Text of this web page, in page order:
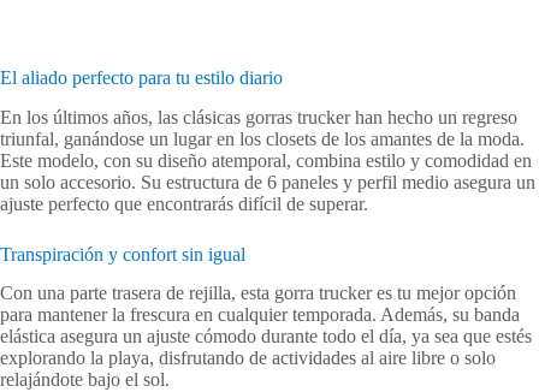
El aliado perfecto para tu estilo diario
En los últimos años, las clásicas gorras trucker han hecho un regreso
triunfal, ganándose un lugar en los closets de los amantes de la moda.
Este modelo, con su diseño atemporal, combina estilo y comodidad en
un solo accesorio. Su estructura de 6 paneles y perfil medio asegura un
ajuste perfecto que encontrarás difícil de superar.
Transpiración y confort sin igual
Con una parte trasera de rejilla, esta gorra trucker es tu mejor opción
para mantener la frescura en cualquier temporada. Además, su banda
elástica asegura un ajuste cómodo durante todo el día, ya sea que estés
explorando la playa, disfrutando de actividades al aire libre o solo
relajándote bajo el sol.